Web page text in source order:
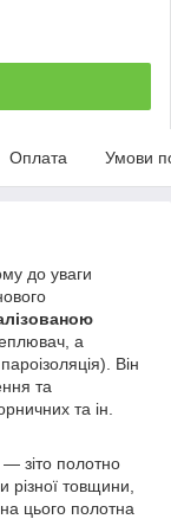
Оплата Умови
до уваги
а
Він
та
та ін.
— зіто полотно
різної товщини,
цього полотна